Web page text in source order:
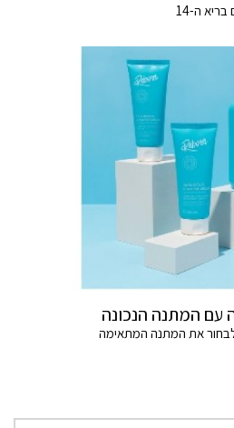
ה-14
המתנה הנכונה
לבחור את המתנה המתאימה